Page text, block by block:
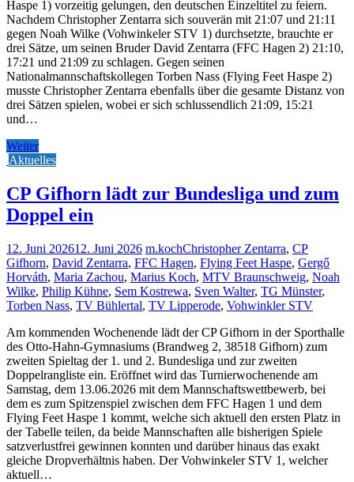
Haspe 1) vorzeitig gelungen, den deutschen Einzeltitel zu feiern.
Nachdem Christopher Zentarra sich souverän mit 21:07 und 21:11
gegen Noah Wilke (Vohwinkeler STV 1) durchsetzte, brauchte er
drei Sätze, um seinen Bruder David Zentarra (FFC Hagen 2) 21:10,
17:21 und 21:09 zu schlagen. Gegen seinen
Nationalmannschaftskollegen Torben Nass (Flying Feet Haspe 2)
musste Christopher Zentarra ebenfalls über die gesamte Distanz von
drei Sätzen spielen, wobei er sich schlussendlich 21:09, 15:21
und…
Weiter
Aktuelles
CP Gifhorn lädt zur Bundesliga und zum
Doppel ein
12. Juni 202612. Juni 2026 m.kochChristopher Zentarra, CP
Gifhorn, David Zentarra, FFC Hagen, Flying Feet Haspe, Gergő
Horváth, Maria Zachou, Marius Koch, MTV Braunschweig, Noah
Wilke, Philip Kühne, Sem Kostrewa, Sven Walter, TG Münster,
Torben Nass, TV Bühlertal, TV Lipperode, Vohwinkler STV
Am kommenden Wochenende lädt der CP Gifhorn in der Sporthalle
des Otto-Hahn-Gymnasiums (Brandweg 2, 38518 Gifhorn) zum
zweiten Spieltag der 1. und 2. Bundesliga und zur zweiten
Doppelrangliste ein. Eröffnet wird das Turnierwochenende am
Samstag, dem 13.06.2026 mit dem Mannschaftswettbewerb, bei
dem es zum Spitzenspiel zwischen dem FFC Hagen 1 und dem
Flying Feet Haspe 1 kommt, welche sich aktuell den ersten Platz in
der Tabelle teilen, da beide Mannschaften alle bisherigen Spiele
satzverlustfrei gewinnen konnten und darüber hinaus das exakt
gleiche Dropverhältnis haben. Der Vohwinkeler STV 1, welcher
aktuell…